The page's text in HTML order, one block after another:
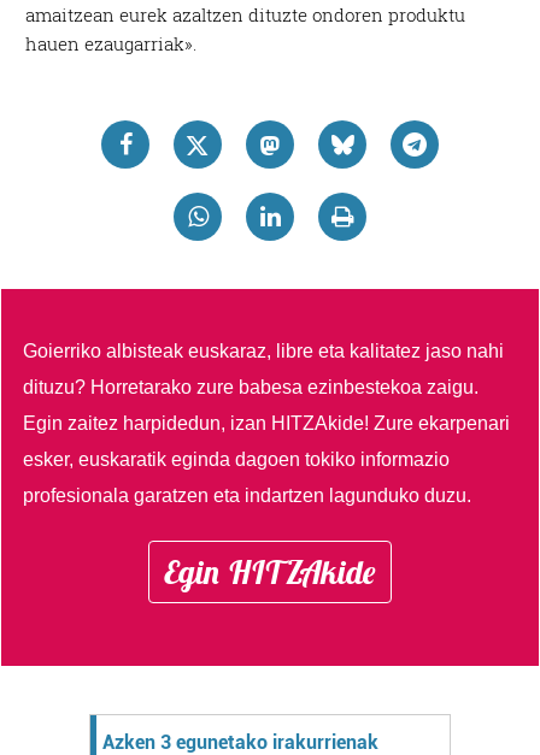
amaitzean eurek azaltzen dituzte ondoren produktu
hauen ezaugarriak».
Goierriko albisteak euskaraz, libre eta kalitatez jaso nahi
dituzu? Horretarako zure babesa ezinbestekoa zaigu.
Egin zaitez harpidedun, izan HITZAkide!Zure ekarpenari
esker, euskaratik eginda dagoen tokiko informazio
profesionala garatzen eta indartzen lagunduko duzu.
Egin HITZAkide
Azken 3 egunetako irakurrienak